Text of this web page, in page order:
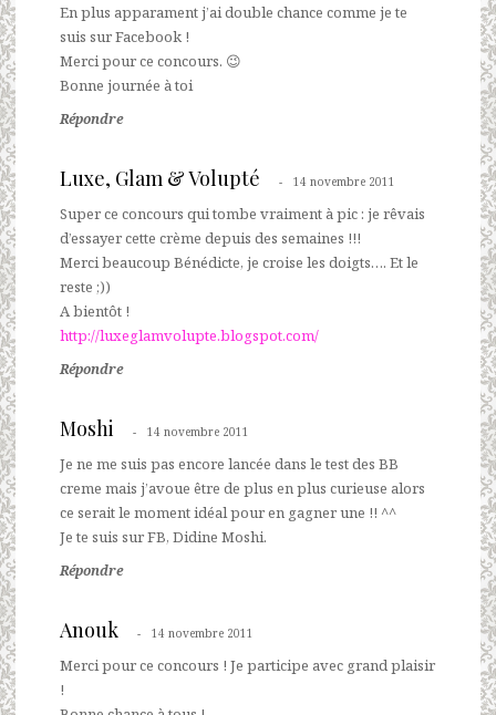
En plus apparament j’ai double chance comme je te
suis sur Facebook !
Merci pour ce concours. 😉
Bonne journée à toi
Répondre
Luxe, Glam & Volupté 14 novembre 2011
Super ce concours qui tombe vraiment à pic : je rêvais
d’essayer cette crème depuis des semaines !!!
Merci beaucoup Bénédicte, je croise les doigts…. Et le
reste ;))
A bientôt !
http://luxeglamvolupte.blogspot.com/
Répondre
Moshi 14 novembre 2011
Je ne me suis pas encore lancée dans le test des BB
creme mais j’avoue être de plus en plus curieuse alors
ce serait le moment idéal pour en gagner une !! ^^
Je te suis sur FB, Didine Moshi.
Répondre
Anouk 14 novembre 2011
Merci pour ce concours ! Je participe avec grand plaisir
!